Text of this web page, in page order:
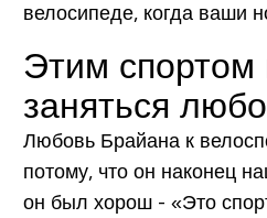
велосипеде, когда ваши
Этим спортом
заняться
Любовь Брайана к
потому, что он наконец
он был хорош - «Это